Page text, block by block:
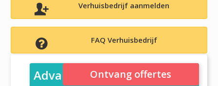
Verhuisbedrijf aanmelden
FAQ Verhuisbedrijf
Advance Relocation Systems
Ontvang offertes